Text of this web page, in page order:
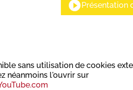
Présentation
sans utilisation de cookies
néanmoins l'ouvrir sur